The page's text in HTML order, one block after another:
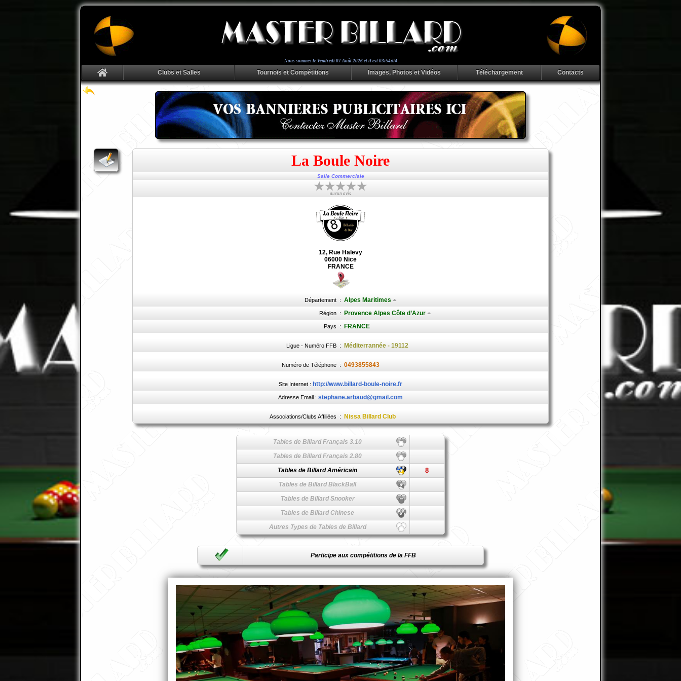
Nous sommes le Vendredi 07 Août 2026 et il est 03:54:05
Clubs et Salles Tournois et Compétitions Images, Photos et Vidéos Téléchargement Contacts
La Boule Noire
Salle Commerciale
aucun avis
12, Rue Halevy
06000 Nice
FRANCE
Département : Alpes Maritimes
Région : Provence Alpes Côte d’Azur
Pays : FRANCE
Ligue - Numéro FFB : Méditerrannée - 19112
Numéro de Téléphone : 0493855843
Site Internet : http://www.billard-boule-noire.fr
Adresse Email : stephane.arbaud@gmail.com
Associations/Clubs Affiliées : Nissa Billard Club
Tables de Billard Français 3.10
Tables de Billard Français 2.80
Tables de Billard Américain
8
Tables de Billard BlackBall
Tables de Billard Snooker
Tables de Billard Chinese
Autres Types de Tables de Billard
Participe aux compétitions de la FFB